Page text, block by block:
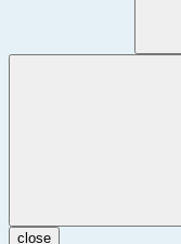
close